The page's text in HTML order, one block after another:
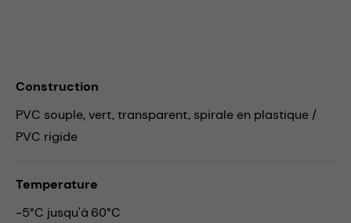
Construction
PVC souple, vert, transparent, spirale en plastique /
PVC rigide
Temperature
-5°C jusqu'à 60°C